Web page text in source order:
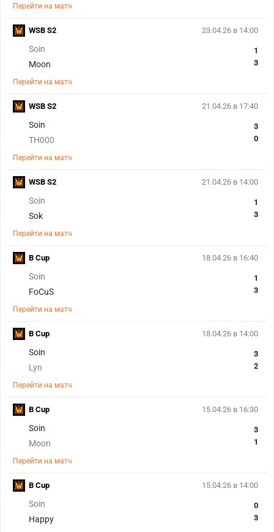
Перейти на матч
23.04.26 в 14:00
Soin
Moon
1
3
Перейти на матч
WSB S2
21.04.26 в 17:40
Soin
TH000
3
0
Перейти на матч
WSB S2
21.04.26 в 14:00
Soin
Sok
1
3
Перейти на матч
WSB S2
18.04.26 в 16:40
Soin
FoCuS
1
3
Перейти на матч
B Cup
18.04.26 в 14:00
Soin
Lyn
3
2
Перейти на матч
B Cup
15.04.26 в 16:30
Soin
Moon
3
1
Перейти на матч
B Cup
15.04.26 в 14:00
Soin
Happy
0
3
B Cup